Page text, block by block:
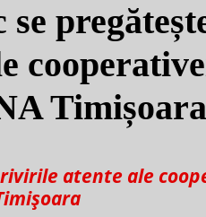
Timișoara
atente ale